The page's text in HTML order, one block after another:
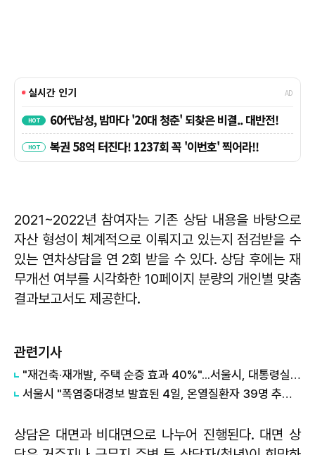
2021~2022년 참여자는 기존 상담 내용을 바탕으로
자산 형성이 체계적으로 이뤄지고 있는지 점검받을 수
있는 연차상담을 연 2회 받을 수 있다. 상담 후에는 재
무개선 여부를 시각화한 10페이지 분량의 개인별 맞춤
결과보고서도 제공한다.
관련기사
"재건축·재개발, 주택 순증 효과 40%"...서울시, 대통령실에 정비사업 '백서' 전달
서울시 "폭염중대경보 발효된 4일, 온열질환자 39명 추가 발생"
상담은 대면과 비대면으로 나누어 진행된다. 대면 상